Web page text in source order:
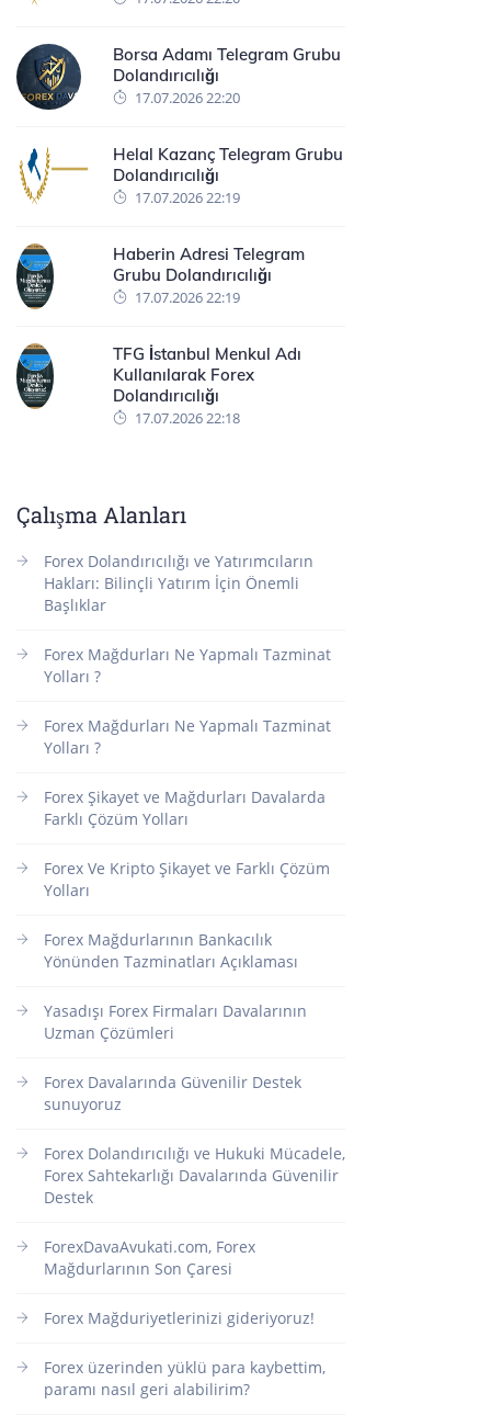
Borsa Adamı Telegram Grubu
Dolandırıcılığı
17.07.2026 22:20
Helal Kazanç Telegram Grubu
Dolandırıcılığı
17.07.2026 22:19
Haberin Adresi Telegram
Grubu Dolandırıcılığı
17.07.2026 22:19
TFG İstanbul Menkul Adı
Kullanılarak Forex
Dolandırıcılığı
17.07.2026 22:18
Çalışma Alanları
Forex Dolandırıcılığı ve Yatırımcıların
Hakları: Bilinçli Yatırım İçin Önemli
Başlıklar
Forex Mağdurları Ne Yapmalı Tazminat
Yolları ?
Forex Mağdurları Ne Yapmalı Tazminat
Yolları ?
Forex Şikayet ve Mağdurları Davalarda
Farklı Çözüm Yolları
Forex Ve Kripto Şikayet ve Farklı Çözüm
Yolları
Forex Mağdurlarının Bankacılık
Yönünden Tazminatları Açıklaması
Yasadışı Forex Firmaları Davalarının
Uzman Çözümleri
Forex Davalarında Güvenilir Destek
sunuyoruz
Forex Dolandırıcılığı ve Hukuki Mücadele,
Forex Sahtekarlığı Davalarında Güvenilir
Destek
ForexDavaAvukati.com, Forex
Mağdurlarının Son Çaresi
Forex Mağduriyetlerinizi gideriyoruz!
Forex üzerinden yüklü para kaybettim,
paramı nasıl geri alabilirim?